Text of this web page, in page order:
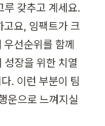
루 갖추고 계세요.
고요, 임팩트가 크
선순위를 함께
장을 위한 치열
. 이런 부분이 팀
운으로 느껴지실